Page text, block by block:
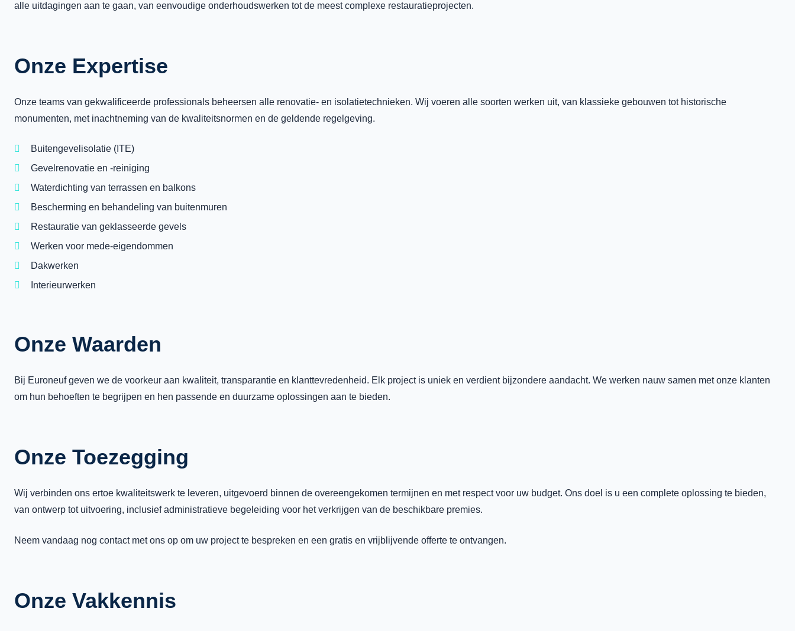
alle uitdagingen aan te gaan, van eenvoudige onderhoudswerken tot de meest complexe restauratieprojecten.
Onze Expertise
Onze teams van gekwalificeerde professionals beheersen alle renovatie- en isolatietechnieken. Wij voeren alle soorten werken uit, van klassieke gebouwen tot historische
monumenten, met inachtneming van de kwaliteitsnormen en de geldende regelgeving.
Buitengevelisolatie (ITE)
Gevelrenovatie en -reiniging
Waterdichting van terrassen en balkons
Bescherming en behandeling van buitenmuren
Restauratie van geklasseerde gevels
Werken voor mede-eigendommen
Dakwerken
Interieurwerken
Onze Waarden
Bij Euroneuf geven we de voorkeur aan kwaliteit, transparantie en klanttevredenheid. Elk project is uniek en verdient bijzondere aandacht. We werken nauw samen met onze klanten
om hun behoeften te begrijpen en hen passende en duurzame oplossingen aan te bieden.
Onze Toezegging
Wij verbinden ons ertoe kwaliteitswerk te leveren, uitgevoerd binnen de overeengekomen termijnen en met respect voor uw budget. Ons doel is u een complete oplossing te bieden,
van ontwerp tot uitvoering, inclusief administratieve begeleiding voor het verkrijgen van de beschikbare premies.
Neem vandaag nog contact met ons op om uw project te bespreken en een gratis en vrijblijvende offerte te ontvangen.
Onze Vakkennis